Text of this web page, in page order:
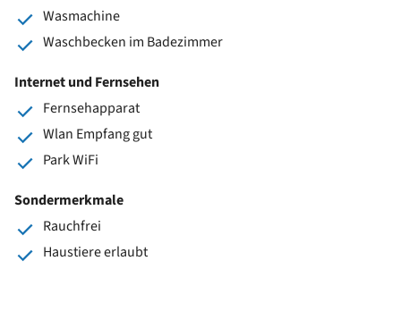
Wasmachine
Waschbecken im Badezimmer
Internet und Fernsehen
Fernsehapparat
Wlan Empfang gut
Park WiFi
Sondermerkmale
Rauchfrei
Haustiere erlaubt